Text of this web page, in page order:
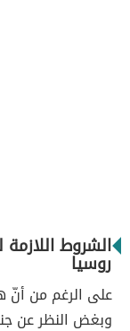
الشروط
روسيا
على الرغم من أنّ
وبغض النظر عن